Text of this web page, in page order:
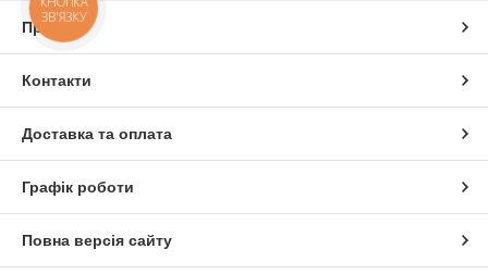
Про нас
Контакти
Доставка та оплата
Графік роботи
Повна версія сайту
ЗВ'ЯЗКУ